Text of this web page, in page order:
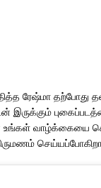
ரேஷ்மா தற்போது
இருக்கும்
உங்கள் வாழ்க்கையை